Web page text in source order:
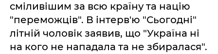
сміливішим за всю країну та націю
"переможців". В інтерв'ю "Сьогодні"
літній чоловік заявив, що "Україна ні
на кого не нападала та не збиралася".